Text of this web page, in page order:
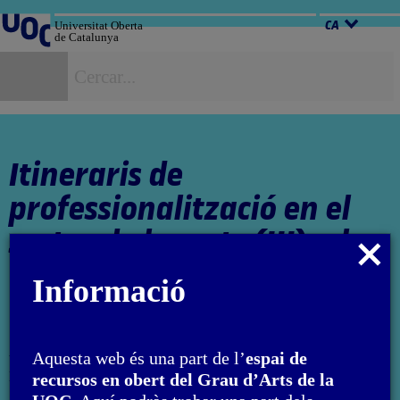
al
contingut
Universitat Oberta
de Catalunya
CA
Itineraris de
professionalització en el
sector de les arts (III): el
tercer sector i l’autogestió
Autoria: Montserrat Moliner Vicent
L'encàrrec i la creació d'aquest material docent han estat
Tancar
modal
Informació
Aquesta web és una part de l’espai de
recursos en obert del Grau d’Arts de la